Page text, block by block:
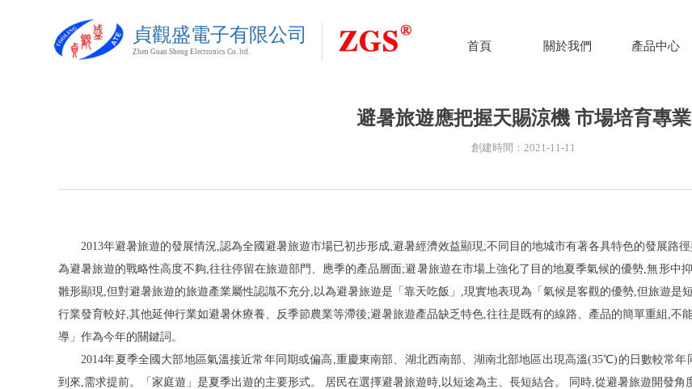
首頁 關於我們 產品中心
貞觀盛電子有限公司
Zhen Guan Sheng Electronics Co. ltd.
避暑旅遊應把握天賜涼機 市場培育專
2013年避暑旅遊的發展情況,認為全國避暑旅遊市場已初步形成,避暑經濟效益顯現;不同目的地城市有著各具特色的發展路
為避暑旅遊的戰略性高度不夠,往往停留在旅遊部門、應季的產品層面;避暑旅遊在市場上強化了目的地夏季氣候的優勢,無形中
雛形顯現,但對避暑旅遊的旅遊產業屬性認識不充分,以為避暑旅遊是 「 靠天吃飯 」 ,現實地表現為 「 氣候是客觀的優勢,但旅遊是短
行業發育較好,其他延伸行業如避暑休療養、反季節農業等滯後;避暑旅遊產品缺乏特色,往往是既有的線路、產品的簡單重組,不
導 」 作為今年的關鍵詞。
2014年夏季全國大部地區氣溫接近常年同期或偏高,重慶東南部、湖北西南部、湖南北部地區出現高溫(35℃) 的日數較常年
到來,需求提前。 「 家庭遊 」 是夏季出遊的主要形式。 居民在選擇避暑旅遊時,以短途為主、長短結合。 同時,從避暑旅遊開發角
創建時間： 2021-11-11